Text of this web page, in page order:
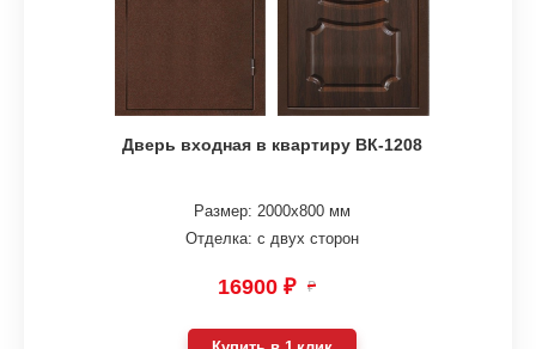
Дверь входная в квартиру ВК-1208
Размер: 2000х800 мм
Отделка: с двух сторон
16900 ₽ ₽